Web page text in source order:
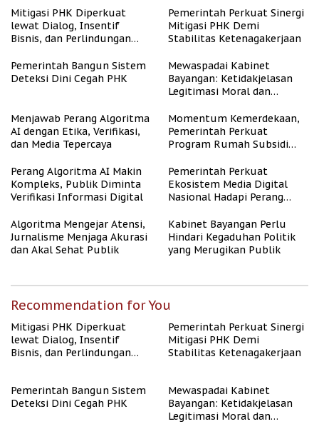
Mitigasi PHK Diperkuat
lewat Dialog, Insentif
Bisnis, dan Perlindungan
Pemerintah Perkuat Sinergi
Mitigasi PHK Demi
Stabilitas Ketenagakerjaan
Pemerintah Bangun Sistem
Deteksi Dini Cegah PHK
Mewaspadai Kabinet
Bayangan: Ketidakjelasan
Legitimasi Moral dan
Menjawab Perang Algoritma
AI dengan Etika, Verifikasi,
dan Media Tepercaya
Momentum Kemerdekaan,
Pemerintah Perkuat
Program Rumah Subsidi
Berpenghasilan Rendah
Perang Algoritma AI Makin
Kompleks, Publik Diminta
Verifikasi Informasi Digital
Pemerintah Perkuat
Ekosistem Media Digital
Nasional Hadapi Perang
Algoritma Mengejar Atensi,
Jurnalisme Menjaga Akurasi
dan Akal Sehat Publik
Kabinet Bayangan Perlu
Hindari Kegaduhan Politik
yang Merugikan Publik
Recommendation for You
Mitigasi PHK Diperkuat
lewat Dialog, Insentif
Bisnis, dan Perlindungan
Pemerintah Perkuat Sinergi
Mitigasi PHK Demi
Stabilitas Ketenagakerjaan
Pemerintah Bangun Sistem
Deteksi Dini Cegah PHK
Mewaspadai Kabinet
Bayangan: Ketidakjelasan
Legitimasi Moral dan